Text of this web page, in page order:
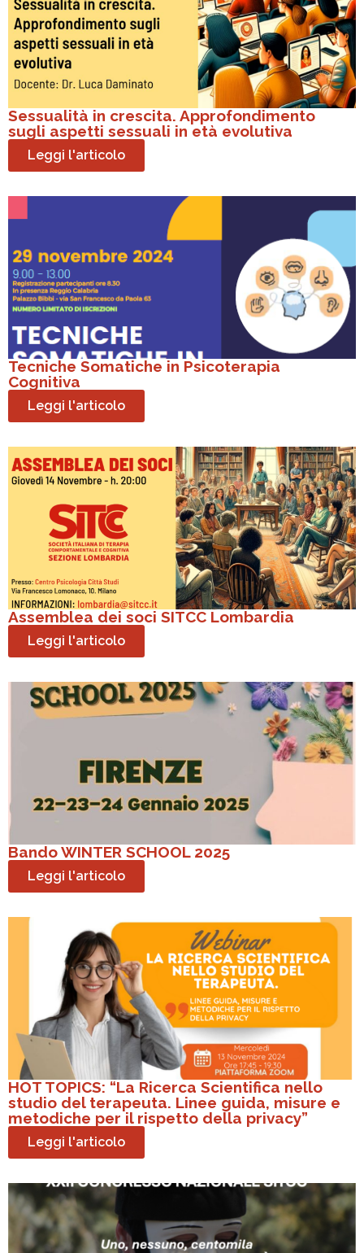
Sessualità in crescita. Approfondimento
sugli aspetti sessuali in età evolutiva
Leggi l'articolo
Tecniche Somatiche in Psicoterapia
Cognitiva
Leggi l'articolo
Assemblea dei soci SITCC Lombardia
Leggi l'articolo
Bando WINTER SCHOOL 2025
Leggi l'articolo
HOT TOPICS: “La Ricerca Scientifica nello
studio del terapeuta. Linee guida, misure e
metodiche per il rispetto della privacy”
Leggi l'articolo